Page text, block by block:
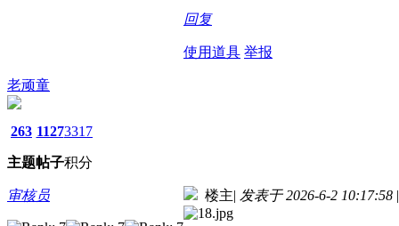
回复
使用道具 举报
老顽童
263
主题
1127
帖子
3317
积分
审核员 楼主| 发表于 2026-6-2 10:17:58 |